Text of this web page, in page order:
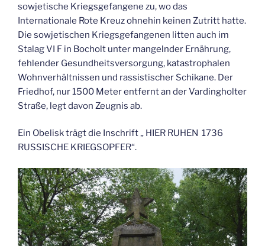
sowjetische Kriegsgefangene zu, wo das
Internationale Rote Kreuz ohnehin keinen Zutritt hatte.
Die sowjetischen Kriegsgefangenen litten auch im
Stalag VI F in Bocholt unter mangelnder Ernährung,
fehlender Gesundheitsversorgung, katastrophalen
Wohnverhältnissen und rassistischer Schikane. Der
Friedhof, nur 1500 Meter entfernt an der Vardingholter
Straße, legt davon Zeugnis ab.
Ein Obelisk trägt die Inschrift „ HIER RUHEN 1736
RUSSISCHE KRIEGSOPFER“.